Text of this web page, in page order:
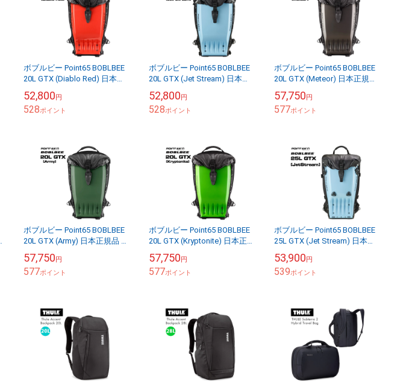
ボブルビー Point65 BOBLBEE
20L GTX (Diablo Red) 日本正
県を除く...
52,800円
528ポイント
ボブルビー Point65 BOBLBEE
20L GTX (Jet Stream) 日本正
県を除く...
52,800円
528ポイント
ボブルビー Point65 BOBLBEE
20L GTX (Meteor) 日本正規品
除く）】
57,750円
577ポイント
ボブルビー Point65 BOBLBEE
20L GTX (Army) 日本正規品 保
く）】
57,750円
577ポイント
ボブルビー Point65 BOBLBEE
20L GTX (Kryptonite) 日本正規
を除く...
57,750円
577ポイント
ボブルビー Point65 BOBLBEE
25L GTX (Jet Stream) 日本正
県を除く...
53,900円
539ポイント